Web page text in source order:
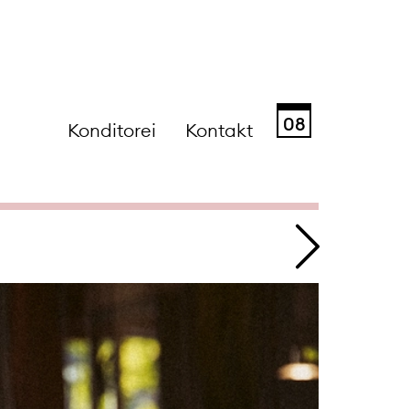
Konditorei Kontakt 08